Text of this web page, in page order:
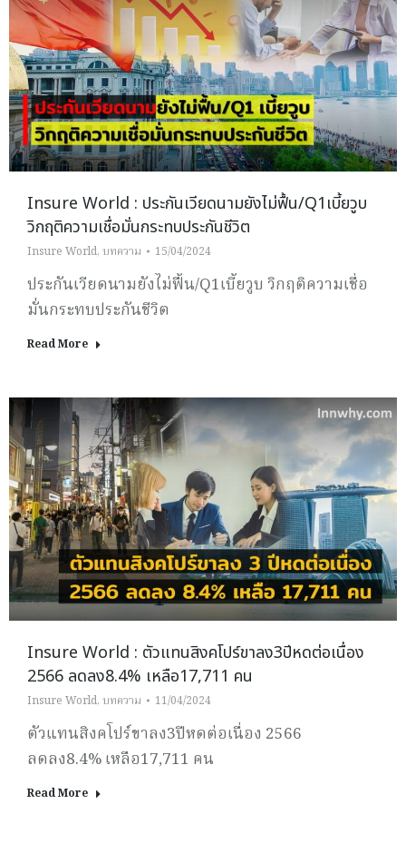
Insure World : ประกันเวียดนามยังไม่ฟื้น/Q1เบี้ยวูบ
วิกฤติความเชื่อมั่นกระทบประกันชีวิต
Insure World, บทความ 15/04/2024
ประกันเวียดนามยังไม่ฟื้น/Q1เบี้ยวูบ วิกฤติความเชื่อ
มั่นกระทบประกันชีวิต
Read More
Insure World : ตัวแทนสิงคโปร์ขาลง3ปีหดต่อเนื่อง
2566 ลดลง8.4% เหลือ17,711 คน
Insure World, บทความ 11/04/2024
ตัวแทนสิงคโปร์ขาลง3ปีหดต่อเนื่อง 2566
ลดลง8.4% เหลือ17,711 คน
Read More